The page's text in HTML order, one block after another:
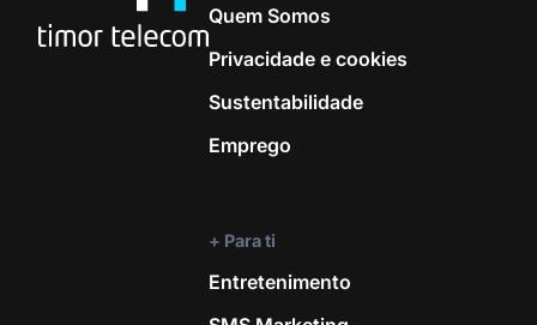
Android™ 15
QB 850/900/1800/1900
Quem Somos
Privacidade e cookies
Sustentabilidade
Emprego
+ Para ti
Entretenimento